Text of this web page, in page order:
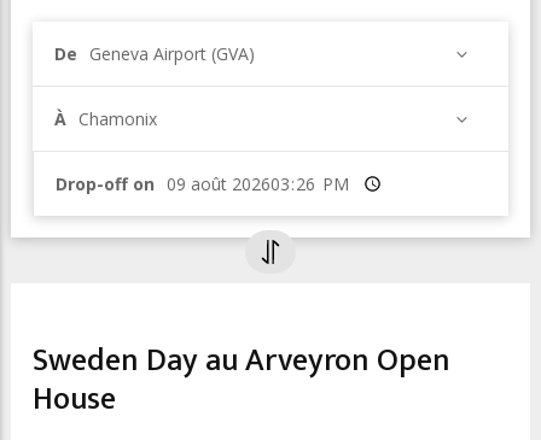
De Geneva Airport (GVA)
À Chamonix
Drop-off on Heure
Sweden Day au Arveyron Open
House